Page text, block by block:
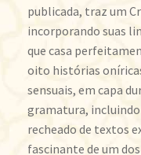
publicada, traz um
incorporando suas
que casa
oito histórias
sensuais, em capa
gramatura,
recheado de textos
fascinante de um